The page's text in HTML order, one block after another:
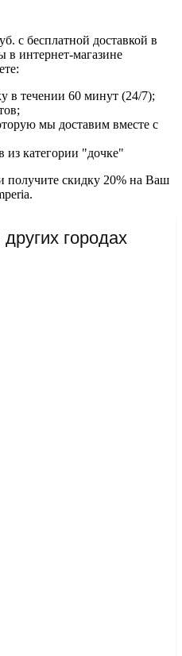
с бесплатной доставкой в
в интернет-магазине
в течении 60 минут (24/7);
мы доставим вместе с
из категории "дочке"
получите скидку 20% на Ваш
городах